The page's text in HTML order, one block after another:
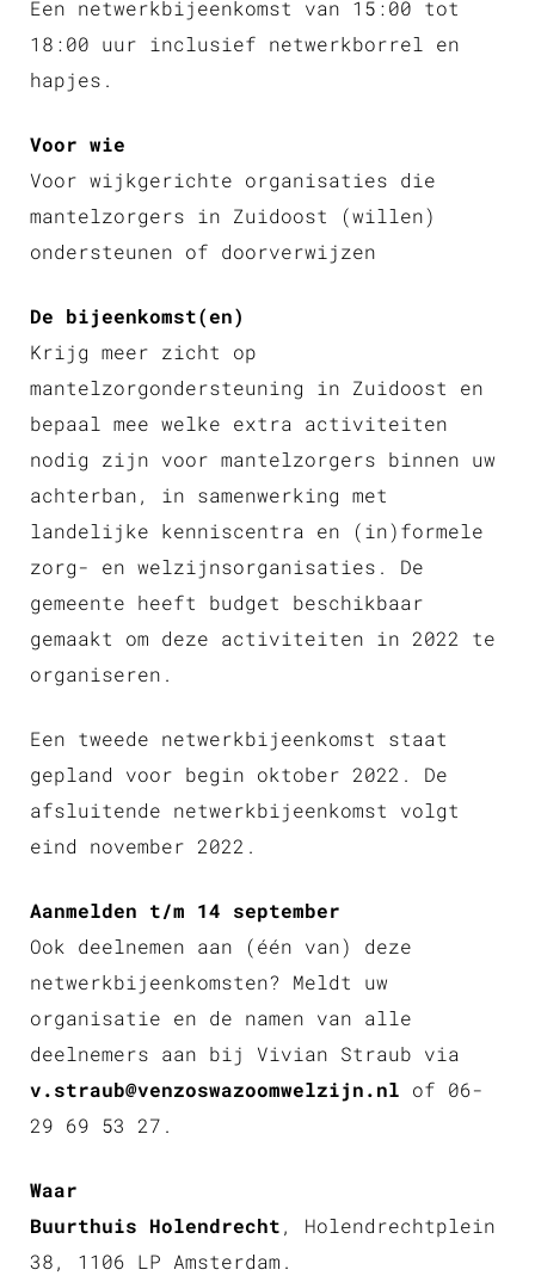
Een netwerkbijeenkomst van 15:00 tot
18:00 uur inclusief netwerkborrel en
hapjes.
Voor wie
Voor wijkgerichte organisaties die
mantelzorgers in Zuidoost (willen)
ondersteunen of doorverwijzen
De bijeenkomst(en)
Krijg meer zicht op
mantelzorgondersteuning in Zuidoost en
bepaal mee welke extra activiteiten
nodig zijn voor mantelzorgers binnen uw
achterban, in samenwerking met
landelijke kenniscentra en (in)formele
zorg- en welzijnsorganisaties. De
gemeente heeft budget beschikbaar
gemaakt om deze activiteiten in 2022 te
organiseren.
Een tweede netwerkbijeenkomst staat
gepland voor begin oktober 2022. De
afsluitende netwerkbijeenkomst volgt
eind november 2022.
Aanmelden t/m 14 september
Ook deelnemen aan (één van) deze
netwerkbijeenkomsten? Meldt uw
organisatie en de namen van alle
deelnemers aan bij Vivian Straub via
v.straub@venzoswazoomwelzijn.nl of 06-
29 69 53 27.
Waar
Buurthuis Holendrecht, Holendrechtplein
38, 1106 LP Amsterdam.